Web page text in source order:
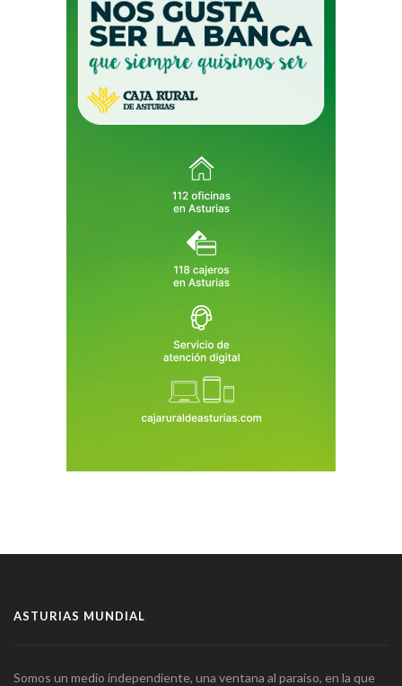
ASTURIAS MUNDIAL
Somos un medio independiente, una ventana al paraíso, en la que